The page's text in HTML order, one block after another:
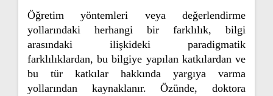
Öğretim yöntemleri veya değerlendirme
yollarındaki herhangi bir farklılık, bilgi
arasındaki ilişkideki paradigmatik
farklılıklardan, bu bilgiye yapılan katkılardan ve
bu tür katkılar hakkında yargıya varma
yollarından kaynaklanır. Özünde, doktora